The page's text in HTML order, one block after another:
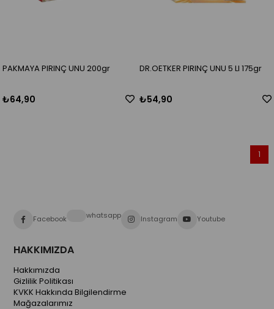
PAKMAYA PIRINÇ UNU 200gr
₺64,90
DR.OETKER PIRINÇ UNU 5 LI 175gr
₺54,90
1
Facebook whatsapp Instagram Youtube
HAKKIMIZDA
Hakkımızda
Gizlilik Politikası
KVKK Hakkında Bilgilendirme
Mağazalarımız